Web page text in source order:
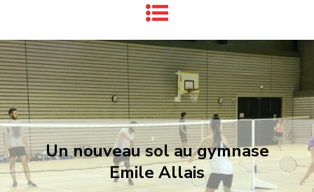
Un nouveau sol au gymnase
Emile Allais